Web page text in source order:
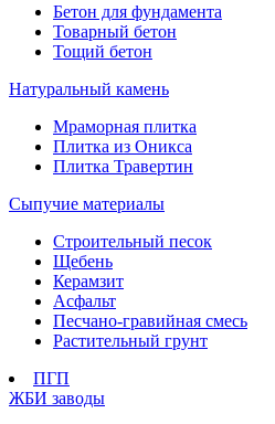
Бетон для фундамента
Товарный бетон
Тощий бетон
Натуральный камень
Мраморная плитка
Плитка из Оникса
Плитка Травертин
Сыпучие материалы
Строительный песок
Щебень
Керамзит
Асфальт
Песчано-гравийная смесь
Растительный грунт
ПГП
ЖБИ заводы